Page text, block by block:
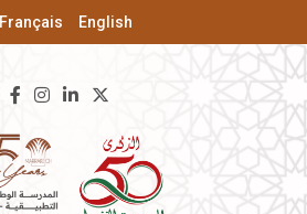
Français English